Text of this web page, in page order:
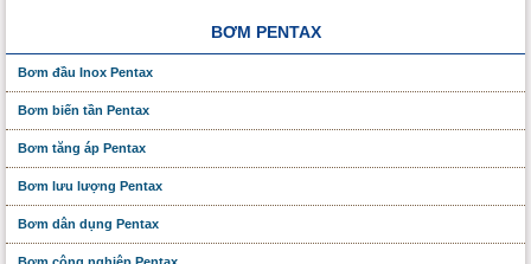
BƠM PENTAX
Bơm đầu Inox Pentax
Bơm biến tần Pentax
Bơm tăng áp Pentax
Bơm lưu lượng Pentax
Bơm dân dụng Pentax